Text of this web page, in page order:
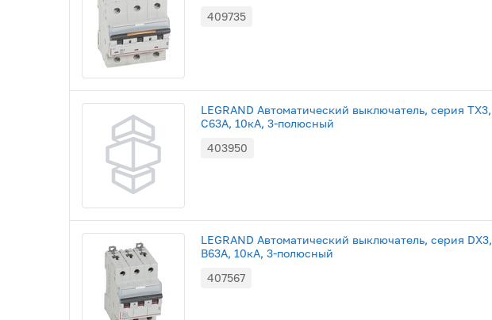
409735
LEGRAND Автоматический выключатель, серия TX3,
C63A, 10кА, 3-полюсный
403950
LEGRAND Автоматический выключатель, серия DX3,
B63A, 10кА, 3-полюсный
407567